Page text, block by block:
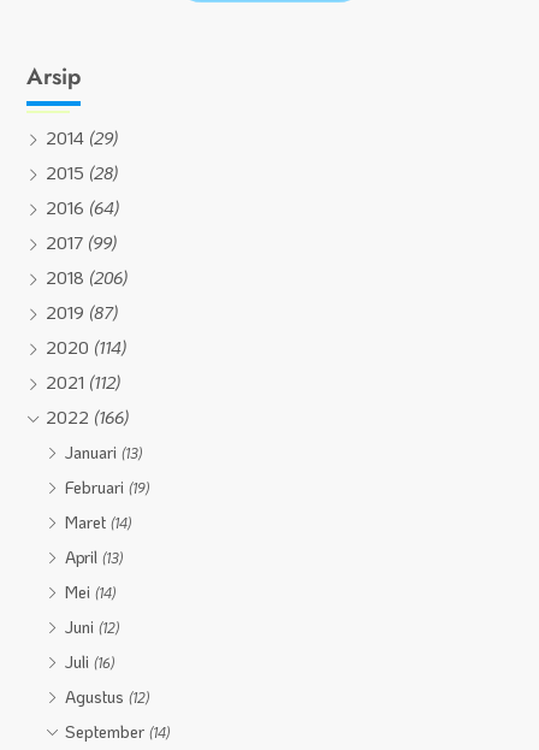
Arsip
2014 (29)
2015 (28)
2016 (64)
2017 (99)
2018 (206)
2019 (87)
2020 (114)
2021 (112)
2022 (166)
Januari(13)
Februari(19)
Maret(14)
April(13)
Mei(14)
Juni(12)
Juli(16)
Agustus(12)
September(14)